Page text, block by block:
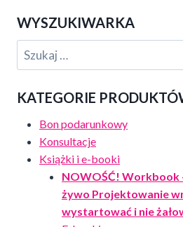
WYSZUKIWARKA
Szukaj:
KATEGORIE
Bon podarunkowy
Konsultacje
Książki i e-booki
NOWOŚĆ! Workbook
żywo Projektowanie
wystartować i nie